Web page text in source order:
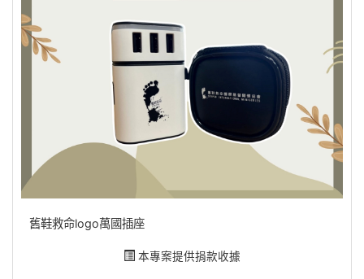
舊鞋救命logo萬國插座
本專案提供捐款收據